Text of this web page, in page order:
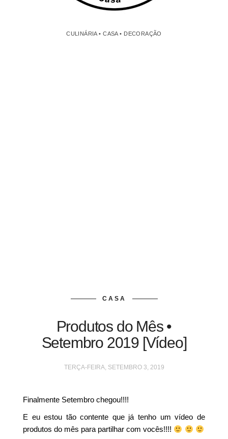
CULINÁRIA • CASA • DECORAÇÃO
CASA
Produtos do Mês •
Setembro 2019 [Vídeo]
TERÇA-FEIRA, SETEMBRO 3, 2019
Finalmente Setembro chegou!!!!
E eu estou tão contente que já tenho um vídeo de
produtos do mês para partilhar com vocês!!!!